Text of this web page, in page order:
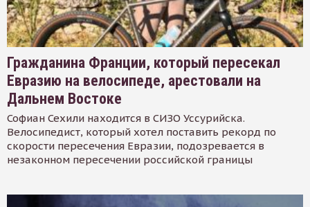
Гражданина Франции, который пересекал
Евразию на велосипеде, арестовали на
Дальнем Востоке
Софиан Сехили находится в СИЗО Уссурийска.
Велосипедист, который хотел поставить рекорд по
скорости пересечения Евразии, подозревается в
незаконном пересечении российской границы